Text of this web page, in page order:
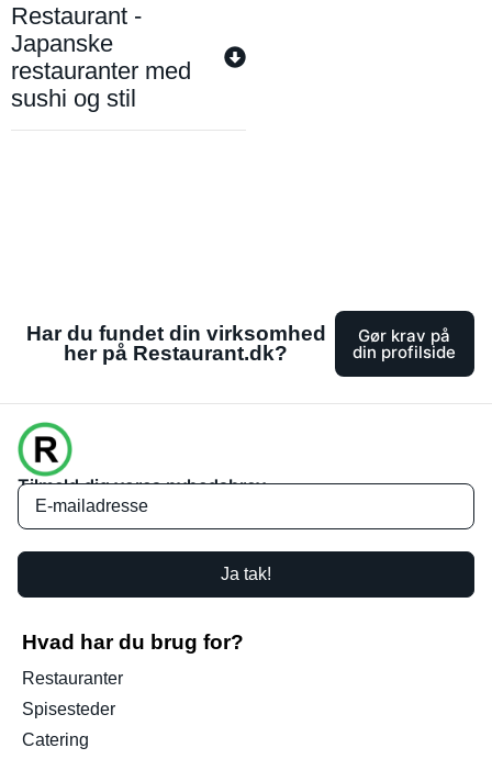
Restaurant -
Japanske
restauranter med
sushi og stil
Har du fundet din virksomhed
her på Restaurant.dk?
Gør krav på
din profilside
Tilmeld dig vores nyhedsbrev
Ja tak!
Hvad har du brug for?
Restauranter
Spisesteder
Catering